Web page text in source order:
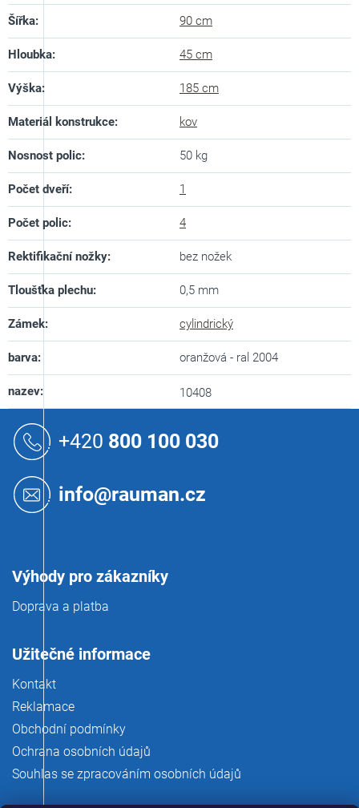
Šířka: 90 cm
Hloubka: 45 cm
Výška: 185 cm
Materiál konstrukce: kov
Nosnost polic: 50 kg
Počet dveří: 1
Počet polic: 4
Rektifikační nožky: bez nožek
Tloušťka plechu: 0,5 mm
Zámek: cylindrický
barva: oranžová - ral 2004
nazev: 10408
+420 800 100 030
info@rauman.cz
Výhody pro zákazníky
Doprava a platba
Užitečné informace
Kontakt
Reklamace
Obchodní podmínky
Ochrana osobních údajů
Souhlas se zpracováním osobních údajů